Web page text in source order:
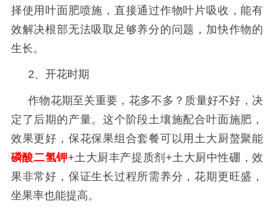
择使用叶面肥喷施，直接通过作物叶片吸收，能有
效解决根部无法吸取足够养分的问题，加快作物的
生长。
2、开花时期
作物花期至关重要，花多不多？质量好不好，决
定了后期的产量。这个阶段土壤施配合叶面施肥，
效果更好，保花保果组合套餐可以用土大厨螯聚能
磷酸二氢钾+土大厨丰产提质剂+土大厨中性硼，效
果非常好， 保证生长过程所需养分，花期更旺盛，
坐果率也能提高。